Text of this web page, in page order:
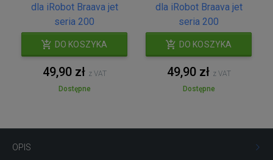
dla iRobot Braava jet
seria 200
DO KOSZYKA
49,90 zł z VAT
Dostępne
dla iRobot Braava jet
seria 200
DO KOSZYKA
49,90 zł z VAT
Dostępne
OPIS